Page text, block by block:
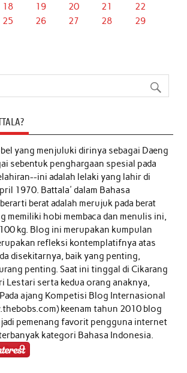
18 19 20 21
22
25 26 27 28
29
yang menjuluki dirinya sebagai Daeng
sebentuk penghargaan spesial pada
ini adalah lelaki yang lahir di
1970. Battala' dalam Bahasa
berat adalah merujuk pada berat
memiliki hobi membaca dan menulis ini,
kg. Blog ini merupakan kumpulan
refleksi kontemplatifnya atas
disekitarnya, baik yang penting,
penting. Saat ini tinggal di Cikarang
Lestari serta kedua orang anaknya,
ajang Kompetisi Blog Internasional
keenam tahun 2010 blog
pemenang favorit pengguna internet
kategori Bahasa Indonesia.